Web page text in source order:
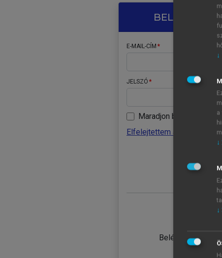
BELÉPÉS
E-MAIL-CÍM
JELSZÓ
Maradjon belépve
Elfelejtettem a jelszavamat
Belépés
↓
a
↓
↓